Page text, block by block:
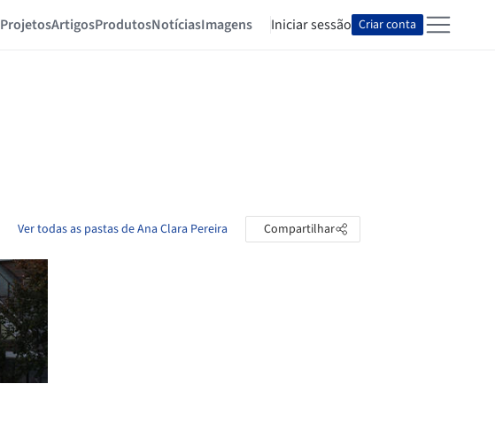
ProjetosArtigosProdutosNotíciasImagens Iniciar sessão Criar conta
Ver todas as pastas de Ana Clara Pereira Compartilhar